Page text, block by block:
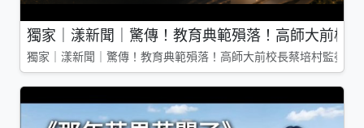
獨家｜漾新聞｜驚傳！教育典範殞落！高師大前校
獨家｜漾新聞｜驚傳！教育典範殞落！高師大前校長蔡培村監委